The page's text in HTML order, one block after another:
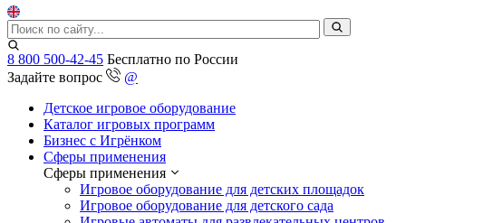
8 800 500-42-45 Бесплатно по России
Задайте вопрос
@
Детское игровое оборудование
Каталог игровых программ
Бизнес с Игрёнком
Сферы применения
Сферы применения
Игровое оборудование для детских площадок
Игровое оборудование для детского сада